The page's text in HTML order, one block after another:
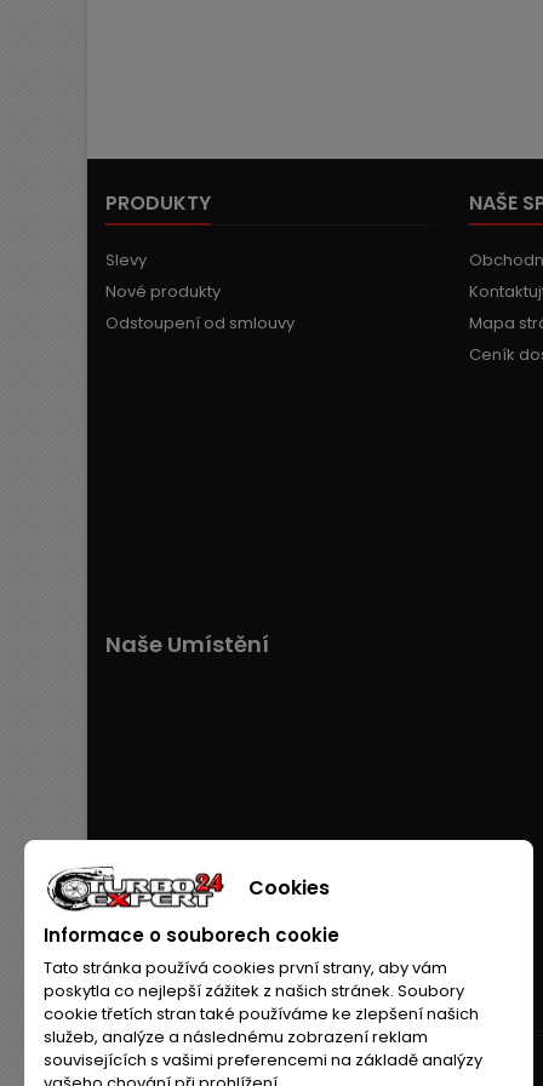
PRODUKTY
Slevy
Nové produkty
Odstoupení od smlouvy
NAŠE
Mapa
Ceník
Naše Umístění
Cookies
Informace o souborech cookie
Tato stránka používá cookies první strany, aby vám
poskytla co nejlepší zážitek z našich stránek. Soubory
cookie třetích stran také používáme ke zlepšení našich
služeb, analýze a následnému zobrazení reklam
souvisejících s vašimi preferencemi na základě analýzy